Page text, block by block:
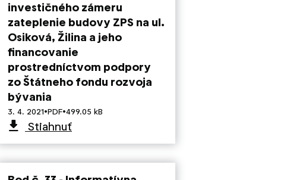
investičného zámeru
zateplenie budovy ZPS na ul.
Osiková, Žilina a jeho
financovanie
prostredníctvom podpory
zo Štátneho fondu rozvoja
bývania
3. 4. 2021·PDF·499.05 kB
Stiahnuť